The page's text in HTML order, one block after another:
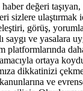
değeri
sizlere ulaştırmak
görüş,
saygı ve yasalara
ortaya
dikkatinizi
ve